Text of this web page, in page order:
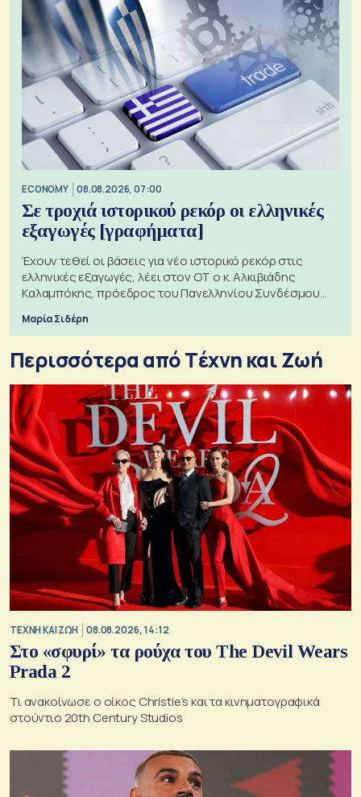
ECONOMY 08.08.2026, 07:00
Σε τροχιά ιστορικού ρεκόρ οι ελληνικές
εξαγωγές [γραφήματα]
Έχουν τεθεί οι βάσεις για νέο ιστορικό ρεκόρ στις
ελληνικές εξαγωγές, λέει στον ΟΤ ο κ. Αλκιβιάδης
Καλαμπόκης, πρόεδρος του Πανελληνίου Συνδέσμου
Μαρία Σιδέρη
Περισσότερα από Tέχνη και Ζωή
TΕΧΝΗ ΚΑΙ ΖΩΗ 08.08.2026, 14:12
Στο «σφυρί» τα ρούχα του The Devil Wears
Prada 2
Τι ανακοίνωσε ο οίκος Christie’s και τα κινηματογραφικά
στούντιο 20th Century Studios